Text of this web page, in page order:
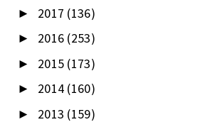
► 2017 (136)
► 2016 (253)
► 2015 (173)
► 2014 (160)
► 2013 (159)